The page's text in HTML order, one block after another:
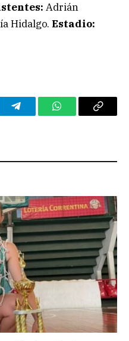
Adrián
Hidalgo. Estadio:
TelegramWhatsAppCopy